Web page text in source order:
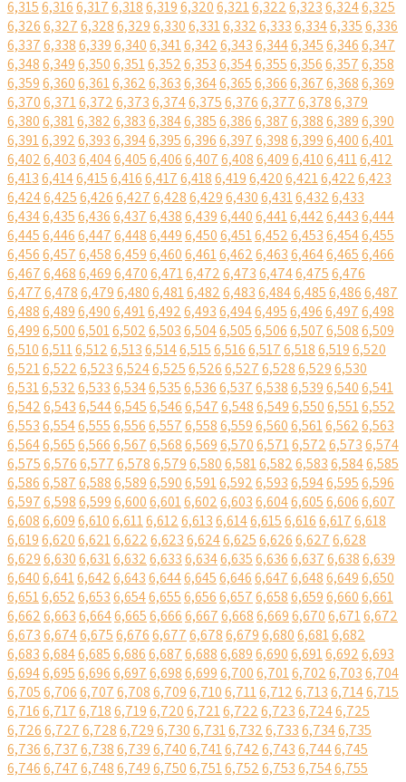
6,3156,3166,3176,3186,3196,3206,3216,3226,3236,3246,325
6,3266,3276,3286,3296,3306,3316,3326,3336,3346,3356,336
6,3376,3386,3396,3406,3416,3426,3436,3446,3456,3466,347
6,3486,3496,3506,3516,3526,3536,3546,3556,3566,3576,358
6,3596,3606,3616,3626,3636,3646,3656,3666,3676,3686,369
6,3706,3716,3726,3736,3746,3756,3766,3776,3786,379
6,3806,3816,3826,3836,3846,3856,3866,3876,3886,3896,390
6,3916,3926,3936,3946,3956,3966,3976,3986,3996,4006,401
6,4026,4036,4046,4056,4066,4076,4086,4096,4106,4116,412
6,4136,4146,4156,4166,4176,4186,4196,4206,4216,4226,423
6,4246,4256,4266,4276,4286,4296,4306,4316,4326,433
6,4346,4356,4366,4376,4386,4396,4406,4416,4426,4436,444
6,4456,4466,4476,4486,4496,4506,4516,4526,4536,4546,455
6,4566,4576,4586,4596,4606,4616,4626,4636,4646,4656,466
6,4676,4686,4696,4706,4716,4726,4736,4746,4756,476
6,4776,4786,4796,4806,4816,4826,4836,4846,4856,4866,487
6,4886,4896,4906,4916,4926,4936,4946,4956,4966,4976,498
6,4996,5006,5016,5026,5036,5046,5056,5066,5076,5086,509
6,5106,5116,5126,5136,5146,5156,5166,5176,5186,5196,520
6,5216,5226,5236,5246,5256,5266,5276,5286,5296,530
6,5316,5326,5336,5346,5356,5366,5376,5386,5396,5406,541
6,5426,5436,5446,5456,5466,5476,5486,5496,5506,5516,552
6,5536,5546,5556,5566,5576,5586,5596,5606,5616,5626,563
6,5646,5656,5666,5676,5686,5696,5706,5716,5726,5736,574
6,5756,5766,5776,5786,5796,5806,5816,5826,5836,5846,585
6,5866,5876,5886,5896,5906,5916,5926,5936,5946,5956,596
6,5976,5986,5996,6006,6016,6026,6036,6046,6056,6066,607
6,6086,6096,6106,6116,6126,6136,6146,6156,6166,6176,618
6,6196,6206,6216,6226,6236,6246,6256,6266,6276,628
6,6296,6306,6316,6326,6336,6346,6356,6366,6376,6386,639
6,6406,6416,6426,6436,6446,6456,6466,6476,6486,6496,650
6,6516,6526,6536,6546,6556,6566,6576,6586,6596,6606,661
6,6626,6636,6646,6656,6666,6676,6686,6696,6706,6716,672
6,6736,6746,6756,6766,6776,6786,6796,6806,6816,682
6,6836,6846,6856,6866,6876,6886,6896,6906,6916,6926,693
6,6946,6956,6966,6976,6986,6996,7006,7016,7026,7036,704
6,7056,7066,7076,7086,7096,7106,7116,7126,7136,7146,715
6,7166,7176,7186,7196,7206,7216,7226,7236,7246,725
6,7266,7276,7286,7296,7306,7316,7326,7336,7346,735
6,7366,7376,7386,7396,7406,7416,7426,7436,7446,745
6,7466,7476,7486,7496,7506,7516,7526,7536,7546,755